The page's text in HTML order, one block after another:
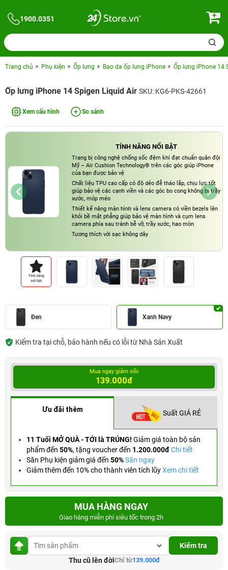
1900.0351
Trang chủ Phụ kiện Ốp lưng Bao da ốp lưng iPhone Ốp lưng iPhone 14
Ốp lưng iPhone 14 Spigen Liquid Air SKU: KG6-PKS-42661
Xem cấu hình So sánh
TÍNH NĂNG NỔI BẬT
Trang bị công nghệ chống sốc đệm khí đạt chuẩn quân đội
Mỹ – Air Cushion Technology® trên các góc giúp iPhone
của bạn được bảo vệ
Chất liệu TPU cao cấp có độ dẻo đễ tháo lắp, chịu lực tốt
giúp bảo vệ các cạnh viền và các góc bo cong không bị trầy
xước, móp méo
Thiết kế nâng màn hình và lens camera có viền bezels lên
khỏi bề mặt phẳng giúp bảo vệ màn hình và cụm lens
camera phía sau tránh bễ vỡ, trầy xước, hao mòn
Tương thích với sạc không dây
Đen Xanh Navy
Kiểm tra tại chỗ, bảo hành nếu có lỗi từ Nhà Sản Xuất
Mua ngay giảm sốc
139.000đ
Ưu đãi thêm Suất GIÁ RẺ
11 Tuổi MỞ QUÀ - TỚI là TRÚNG! Giảm giá toàn bộ sản
phẩm đến 50%, tặng voucher đến 1.200.000đChi tiết
Săn Phụ kiện giảm giá đến 50%Săn ngay
Giảm thêm đến 10% cho thành viên tích lũyXem chi tiết
MUA HÀNG NGAY
Giao hàng miễn phí siêu tốc trong 2h
Kiểm tra
Thu cũ lên đờiChỉ từ139.000đ